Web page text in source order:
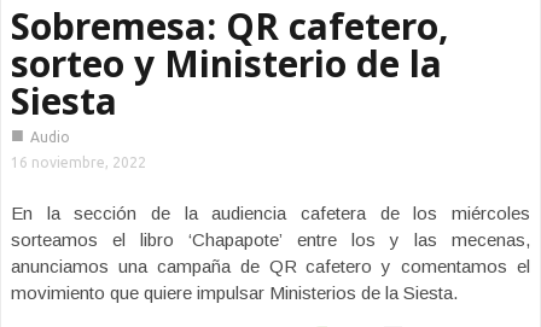
Sobremesa: QR cafetero,
sorteo y Ministerio de la
Siesta
■ Audio
16 noviembre, 2022
En la sección de la audiencia cafetera de los miércoles
sorteamos el libro ‘Chapapote’ entre los y las mecenas,
anunciamos una campaña de QR cafetero y comentamos el
movimiento que quiere impulsar Ministerios de la Siesta.